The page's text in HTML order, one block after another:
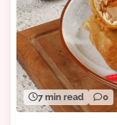
7 min read 0